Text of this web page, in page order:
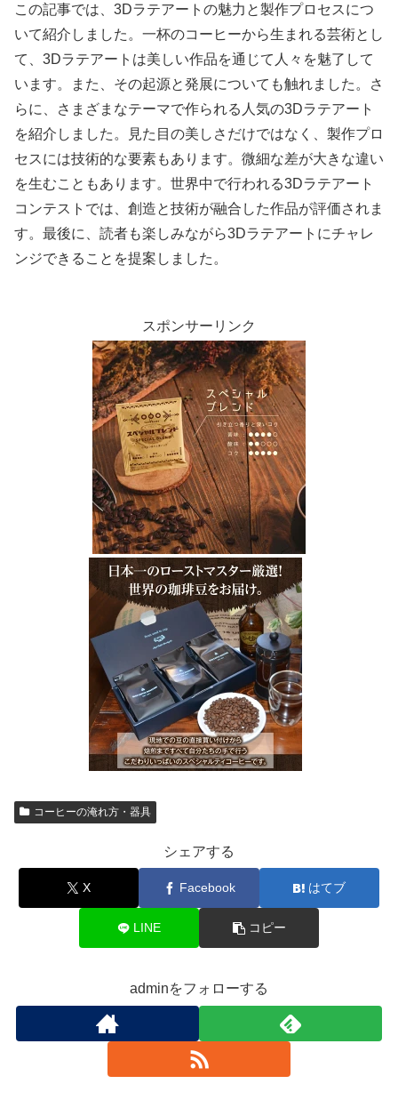
この記事では、3Dラテアートの魅力と製作プロセスにつ
いて紹介しました。一杯のコーヒーから生まれる芸術とし
て、3Dラテアートは美しい作品を通じて人々を魅了して
います。また、その起源と発展についても触れました。さ
らに、さまざまなテーマで作られる人気の3Dラテアート
を紹介しました。見た目の美しさだけではなく、製作プロ
セスには技術的な要素もあります。微細な差が大きな違い
を生むこともあります。世界中で行われる3Dラテアート
コンテストでは、創造と技術が融合した作品が評価されま
す。最後に、読者も楽しみながら3Dラテアートにチャレ
ンジできることを提案しました。
スポンサーリンク
コーヒーの淹れ方・器具
シェアする
X Facebook はてブ
LINE コピー
adminをフォローする